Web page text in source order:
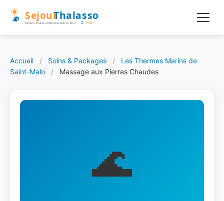
Accueil / Soins & Packages /
Les Thermes Marins de
Saint-Malo
/ Massage aux Pierres Chaudes
🌊